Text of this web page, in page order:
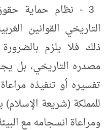
3 - نظام حماية
التاريخي القوانين
ذلك فلا يلزم
مصدره التاريخي، بل
تفسيره أو تنفيذه
للمملكة (شريعة
ومراعاة انسجامه مع